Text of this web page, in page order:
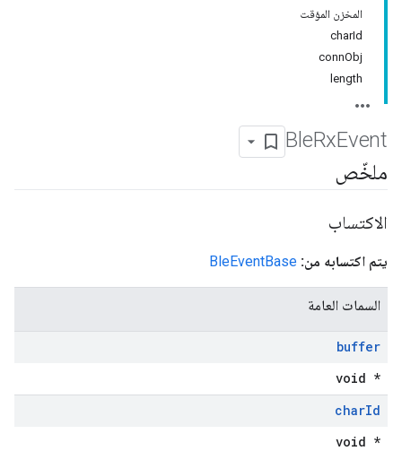
المخزن المؤقت
charId
connObj
length
BleRxEvent
ملخّص
الاكتساب
يتم اكتسابه من: BleEventBase
السمات العامة
buffer
void *
charId
void *